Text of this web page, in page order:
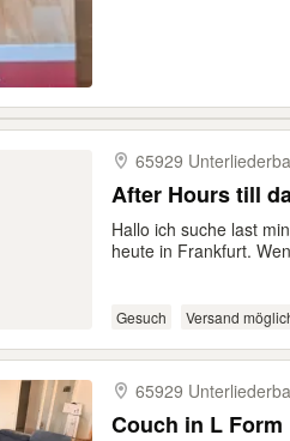
65929
After Hours till
Hallo ich suche last
heute in Frankfurt.
Gesuch Versand
65929
Couch in L Form